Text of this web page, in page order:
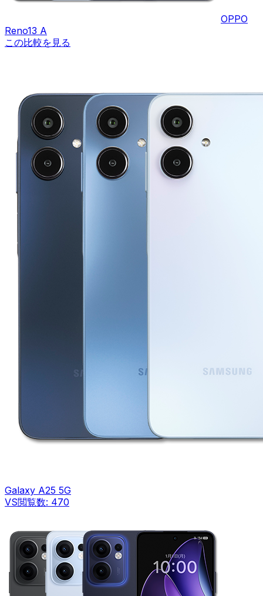
OPPO
Reno13 A
この比較を見る
Galaxy A25 5G
VS閲覧数: 470